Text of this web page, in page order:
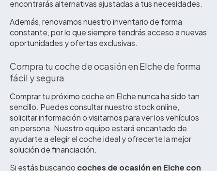
encontrarás alternativas ajustadas a tus necesidades.
Además, renovamos nuestro inventario de forma
constante, por lo que siempre tendrás acceso a nuevas
oportunidades y ofertas exclusivas.
Compra tu coche de ocasión en Elche de forma
fácil y segura
Comprar tu próximo coche en Elche nunca ha sido tan
sencillo. Puedes consultar nuestro stock online,
solicitar información o visitarnos para ver los vehículos
en persona. Nuestro equipo estará encantado de
ayudarte a elegir el coche ideal y ofrecerte la mejor
solución de financiación.
Si estás buscando coches de ocasión en Elche con